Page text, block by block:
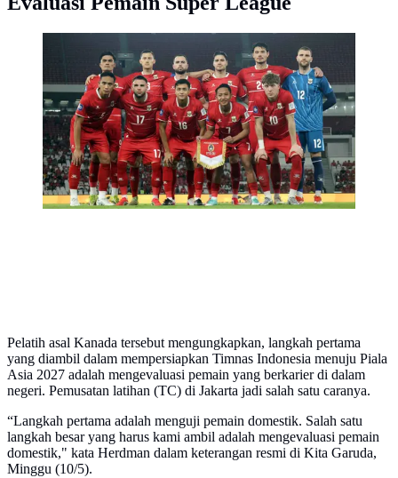
Pelatih asal Inggris itu berhasil mempersembahkan
sebuah kemenangan meyakinkan untuk Timnas
Indonesia. Tampak dalam foto, pemain Timnas
Indonesia berfoto bersama jelang melawan Saint Kitts
and Nevis pada ajang FIFA Series 2026 di Stadion
Utama Gelora Bung Karno (SUGBK), Jumat
(27/3/2026) malam WIB. (Bola.com/Abdul Aziz)
Pelatih asal Kanada tersebut mengungkapkan, langkah pertama
yang diambil dalam mempersiapkan Timnas Indonesia menuju Piala
Asia 2027 adalah mengevaluasi pemain yang berkarier di dalam
negeri. Pemusatan latihan (TC) di Jakarta jadi salah satu caranya.
“Langkah pertama adalah menguji pemain domestik. Salah satu
langkah besar yang harus kami ambil adalah mengevaluasi pemain
domestik," kata Herdman dalam keterangan resmi di Kita Garuda,
Minggu (10/5).